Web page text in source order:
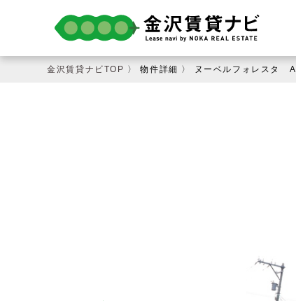
金沢賃貸ナビTOP 〉 物件詳細 〉 ヌーベルフォレスタ A